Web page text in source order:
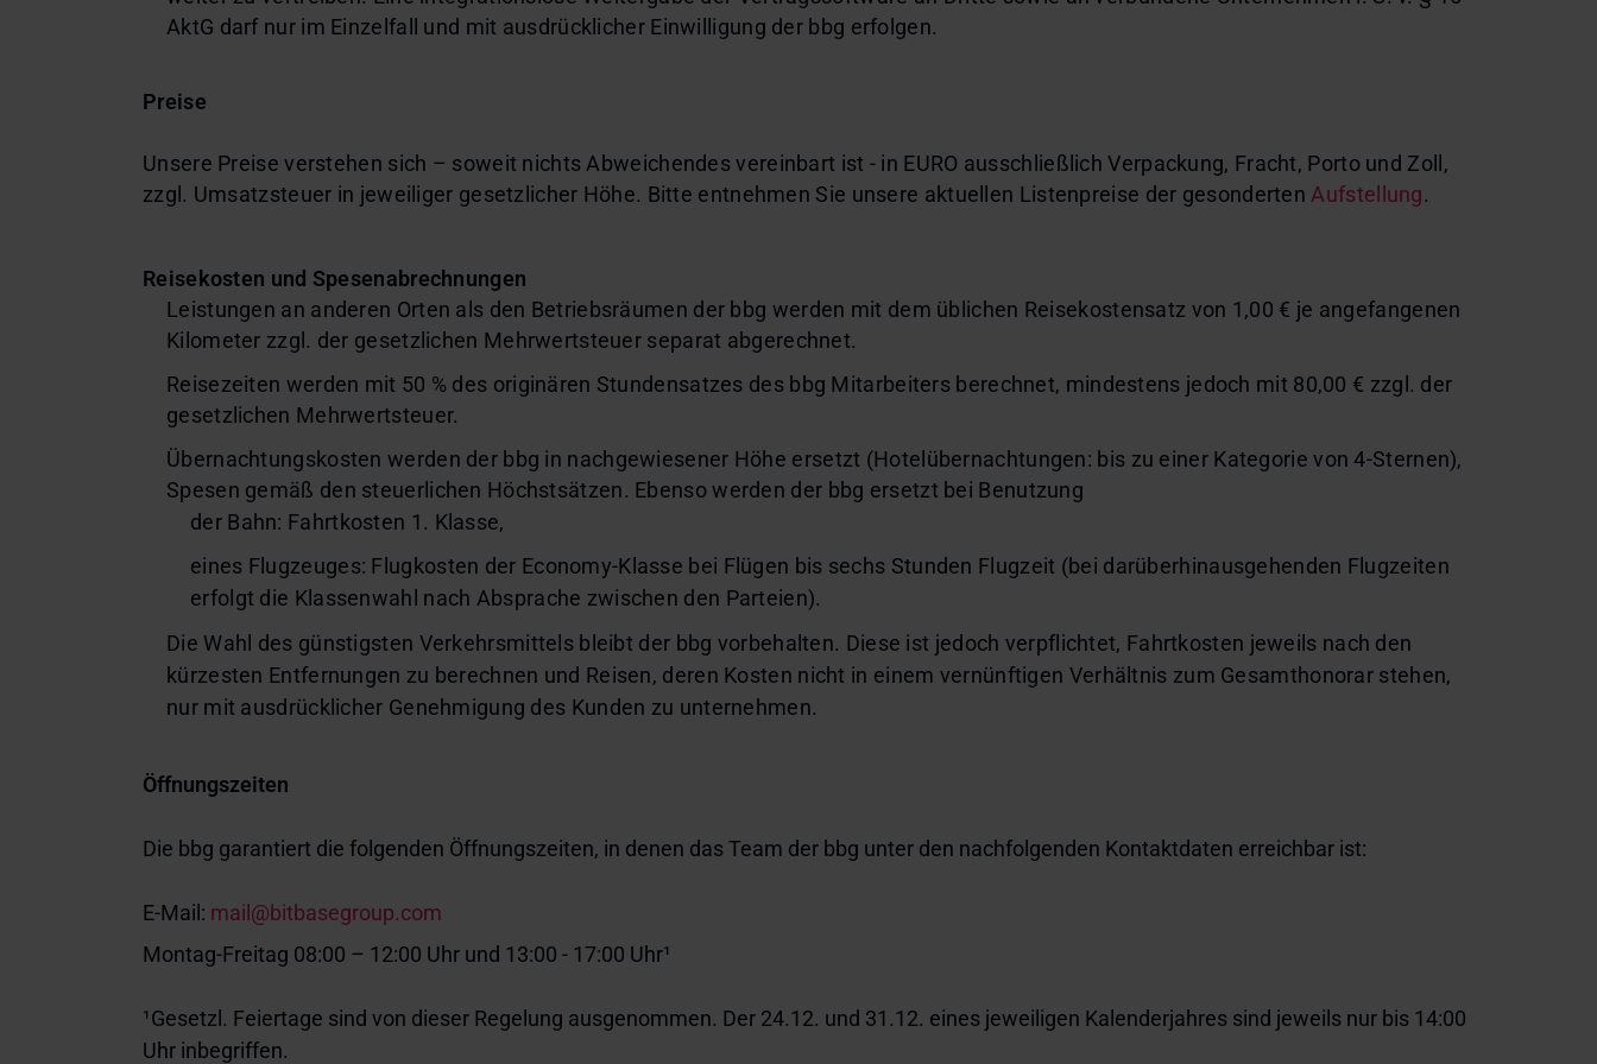
AktG darf nur im Einzelfall und mit ausdrücklicher Einwilligung der bbg erfolgen.
Preise
Unsere Preise verstehen sich – soweit nichts Abweichendes vereinbart ist - in EURO ausschließlich Verpackung, Fracht, Porto und Zoll,
zzgl. Umsatzsteuer in jeweiliger gesetzlicher Höhe. Bitte entnehmen Sie unsere aktuellen Listenpreise der gesonderten Aufstellung.
Reisekosten und Spesenabrechnungen
Leistungen an anderen Orten als den Betriebsräumen der bbg werden mit dem üblichen Reisekostensatz von 1,00 € je angefangenen
Kilometer zzgl. der gesetzlichen Mehrwertsteuer separat abgerechnet.
Reisezeiten werden mit 50 % des originären Stundensatzes des bbg Mitarbeiters berechnet, mindestens jedoch mit 80,00 € zzgl. der
gesetzlichen Mehrwertsteuer.
Übernachtungskosten werden der bbg in nachgewiesener Höhe ersetzt (Hotelübernachtungen: bis zu einer Kategorie von 4-Sternen),
Spesen gemäß den steuerlichen Höchstsätzen. Ebenso werden der bbg ersetzt bei Benutzung
der Bahn: Fahrtkosten 1. Klasse,
eines Flugzeuges: Flugkosten der Economy-Klasse bei Flügen bis sechs Stunden Flugzeit (bei darüberhinausgehenden Flugzeiten
erfolgt die Klassenwahl nach Absprache zwischen den Parteien).
Die Wahl des günstigsten Verkehrsmittels bleibt der bbg vorbehalten. Diese ist jedoch verpflichtet, Fahrtkosten jeweils nach den
kürzesten Entfernungen zu berechnen und Reisen, deren Kosten nicht in einem vernünftigen Verhältnis zum Gesamthonorar stehen,
nur mit ausdrücklicher Genehmigung des Kunden zu unternehmen.
Öffnungszeiten
Die bbg garantiert die folgenden Öffnungszeiten, in denen das Team der bbg unter den nachfolgenden Kontaktdaten erreichbar ist:
E-Mail: mail@bitbasegroup.com
Montag-Freitag 08:00 – 12:00 Uhr und 13:00 - 17:00 Uhr¹
¹Gesetzl. Feiertage sind von dieser Regelung ausgenommen. Der 24.12. und 31.12. eines jeweiligen Kalenderjahres sind jeweils nur bis 14:00
Uhr inbegriffen.